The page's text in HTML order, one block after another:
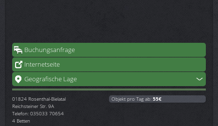
Buchungsanfrage
Internetseite
Geografische Lage
01824 Rosenthal-Bielatal
Reichsteiner Str. 9A
Telefon: 035033 70654
4 Betten
Objekt pro Tag ab: 55€